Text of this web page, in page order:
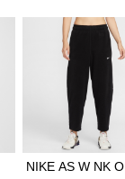
NIKE AS W NK